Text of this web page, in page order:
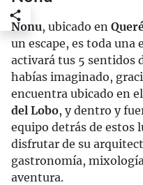
Nonu, ubicado en
un escape, es toda una
activará tus 5 sentidos
habías imaginado,
encuentra ubicado en
del Lobo, y dentro y
equipo detrás de estos
disfrutar de su
gastronomía,
aventura.